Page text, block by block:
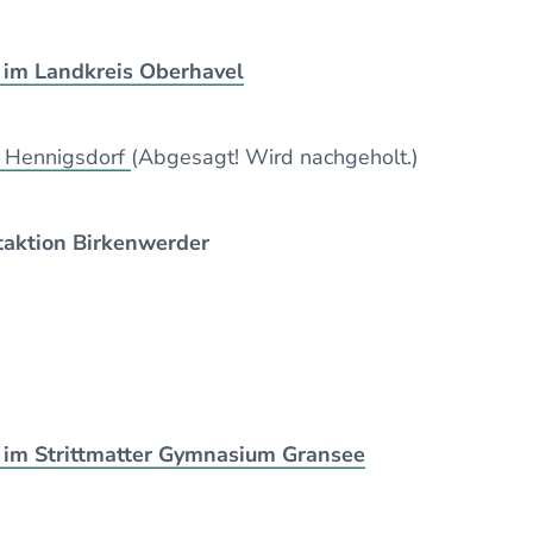
Landkreis Oberhavel
Hennigsdorf (Abgesagt! Wird nachgeholt.)
Birkenwerder
Strittmatter Gymnasium Gransee